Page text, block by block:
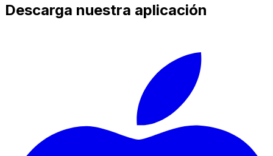
Descarga nuestra aplicación